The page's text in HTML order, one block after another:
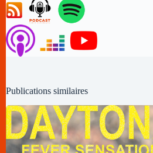
Publications similaires